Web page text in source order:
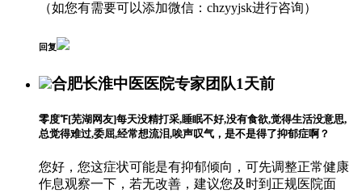
（如您有需要可以添加微信：chzyyjsk进行咨询）
回复
合肥长淮中医医院专家团队1天前
零度℉[芜湖网友]每天没精打采,睡眠不好,没有食欲,觉得生活没意思,
总觉得难过,委屈,经常想流泪,唉声叹气，是不是得了抑郁症啊？
您好，您这症状可能是有抑郁倾向，可先调整正常健康
作息观察一下，若无改善，建议您及时到正规医院面